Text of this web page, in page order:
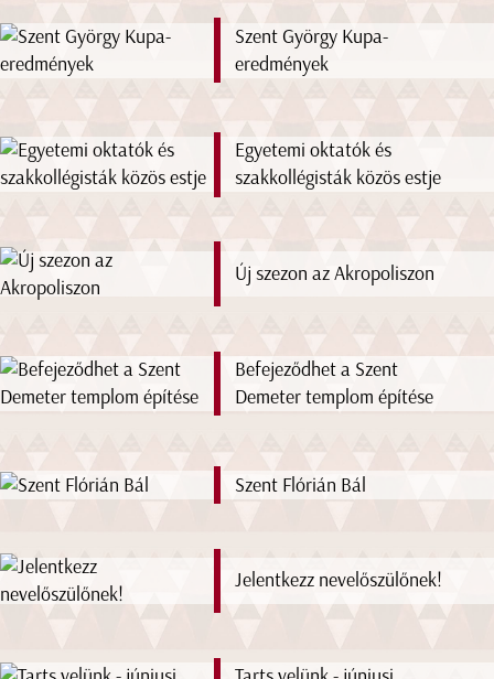
Szent György Kupa-
eredmények
Egyetemi oktatók és
szakkollégisták közös estje
Új szezon az Akropoliszon
Befejeződhet a Szent
Demeter templom építése
Szent Flórián Bál
Jelentkezz nevelőszülőnek!